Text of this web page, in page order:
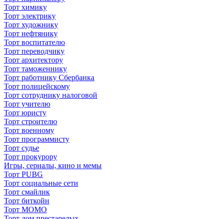
Торт химику
Торт электрику
Торт художнику
Торт нефтянику
Торт воспитателю
Торт переводчику
Торт архитектору
Торт таможеннику
Торт работнику Сбербанка
Торт полицейскому
Торт сотруднику налоговой
Торт учителю
Торт юристу
Торт строителю
Торт военному
Торт программисту
Торт судье
Торт прокурору
Игры, сериалы, кино и мемы
Торт PUBG
Торт социальные сети
Торт смайлик
Торт биткойн
Торт МОМО